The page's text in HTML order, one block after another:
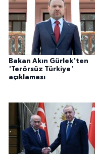
Bakan Akın Gürlek'ten
'Terörsüz Türkiye'
açıklaması